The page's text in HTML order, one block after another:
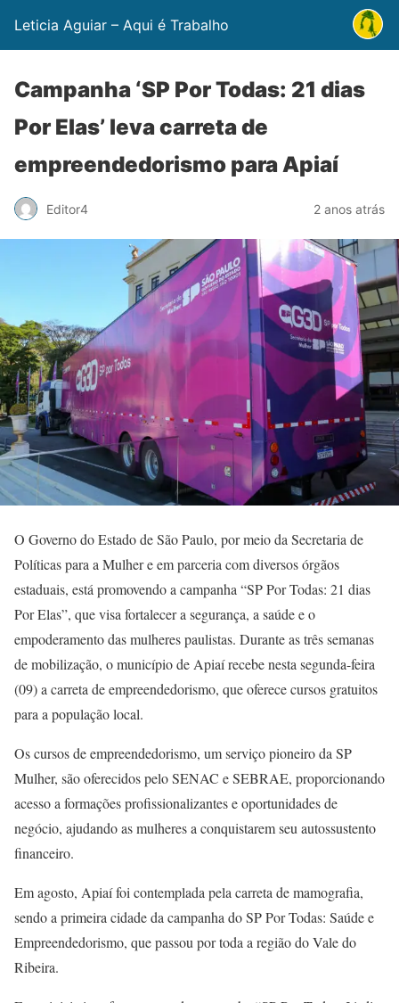
Leticia Aguiar – Aqui é Trabalho
Campanha ‘SP Por Todas: 21 dias
Por Elas’ leva carreta de
empreendedorismo para Apiaí
Editor4 2 anos atrás
O Governo do Estado de São Paulo, por meio da Secretaria de
Políticas para a Mulher e em parceria com diversos órgãos
estaduais, está promovendo a campanha “SP Por Todas: 21 dias
Por Elas”, que visa fortalecer a segurança, a saúde e o
empoderamento das mulheres paulistas. Durante as três semanas
de mobilização, o município de Apiaí recebe nesta segunda-feira
(09) a carreta de empreendedorismo, que oferece cursos gratuitos
para a população local.
Os cursos de empreendedorismo, um serviço pioneiro da SP
Mulher, são oferecidos pelo SENAC e SEBRAE, proporcionando
acesso a formações profissionalizantes e oportunidades de
negócio, ajudando as mulheres a conquistarem seu autossustento
financeiro.
Em agosto, Apiaí foi contemplada pela carreta de mamografia,
sendo a primeira cidade da campanha do SP Por Todas: Saúde e
Empreendedorismo, que passou por toda a região do Vale do
Ribeira.